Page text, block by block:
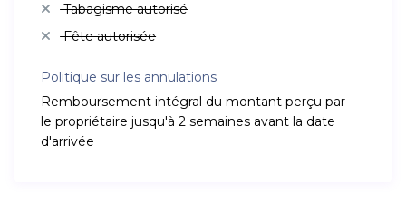
Tabagisme autorisé
Fête autorisée
Politique sur les annulations
Remboursement intégral du montant perçu par
le propriétaire jusqu'à 2 semaines avant la date
d'arrivée